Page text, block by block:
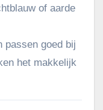
of aarde
passen goed bij
het makkelijk